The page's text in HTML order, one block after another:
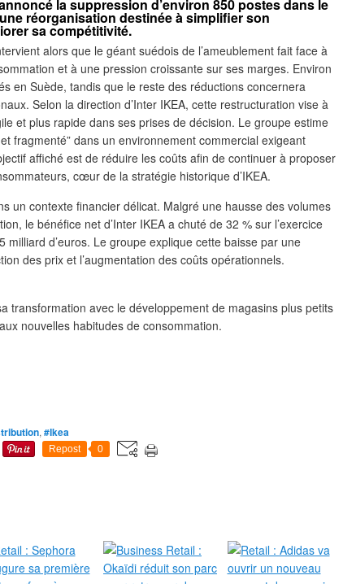
la suppression d’environ 850 postes dans le
réorganisation destinée à simplifier son
sa compétitivité.
alors que le géant suédois de l’ameublement fait face à
et à une pression croissante sur ses marges. Environ
en Suède, tandis que le reste des réductions concernera
Selon la direction d’Inter IKEA, cette restructuration vise à
et plus rapide dans ses prises de décision. Le groupe estime
fragmenté” dans un environnement commercial exigeant
affiché est de réduire les coûts afin de continuer à proposer
cœur de la stratégie historique d’IKEA.
un contexte financier délicat. Malgré une hausse des volumes
le bénéfice net d’Inter IKEA a chuté de 32 % sur l’exercice
milliard d’euros. Le groupe explique cette baisse par une
des prix et l’augmentation des coûts opérationnels.
transformation avec le développement de magasins plus petits
nouvelles habitudes de consommation.
, #Ikea
Repost 0